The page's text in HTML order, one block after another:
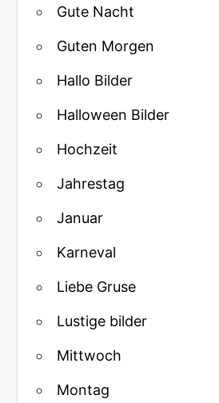
Gute Nacht
Guten Morgen
Hallo Bilder
Halloween Bilder
Hochzeit
Jahrestag
Januar
Karneval
Liebe Gruse
Lustige bilder
Mittwoch
Montag